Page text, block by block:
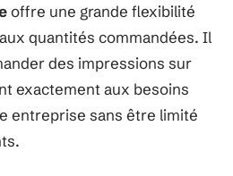
offre une grande flexibilité
quantités commandées. Il
des impressions sur
exactement aux besoins
entreprise sans être limité